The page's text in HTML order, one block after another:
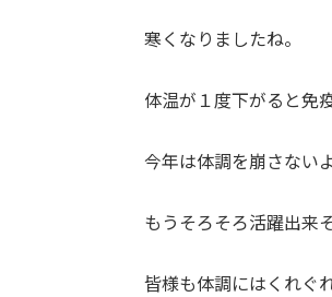
寒くなりましたね。
体温が１度下がると免
今年は体調を崩さない
もうそろそろ活躍出来
皆様も体調にはくれぐ